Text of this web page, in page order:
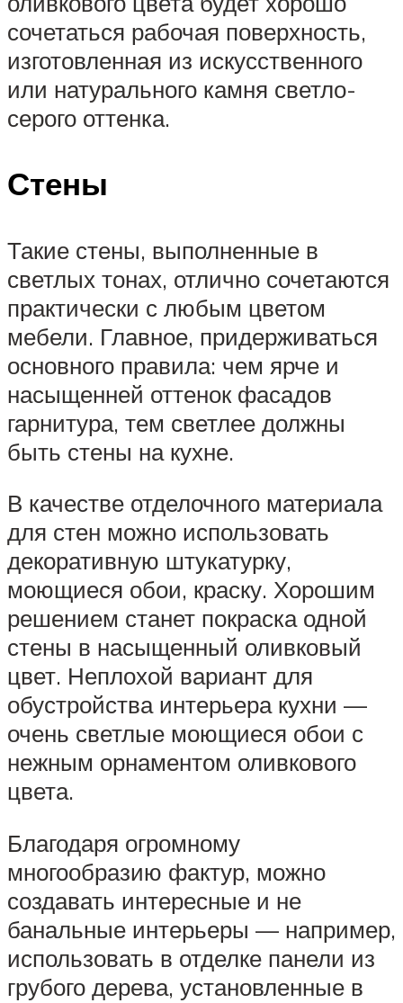
сочетаться рабочая поверхность,
изготовленная из искусственного
или натурального камня светло-
серого оттенка.
Стены
Такие стены, выполненные в
светлых тонах, отлично сочетаются
практически с любым цветом
мебели. Главное, придерживаться
основного правила: чем ярче и
насыщенней оттенок фасадов
гарнитура, тем светлее должны
быть стены на кухне.
В качестве отделочного материала
для стен можно использовать
декоративную штукатурку,
моющиеся обои, краску. Хорошим
решением станет покраска одной
стены в насыщенный оливковый
цвет. Неплохой вариант для
обустройства интерьера кухни —
очень светлые моющиеся обои с
нежным орнаментом оливкового
цвета.
Благодаря огромному
многообразию фактур, можно
создавать интересные и не
банальные интерьеры — например,
использовать в отделке панели из
грубого дерева, установленные в